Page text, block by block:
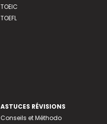
TOEIC
TOEFL
ASTUCES RÉVISIONS
Conseils et Méthodo